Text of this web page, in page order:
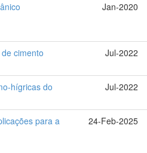
Jan-2020
cimento
Jul-2022
hígricas do
Jul-2022
para a
24-Feb-2025